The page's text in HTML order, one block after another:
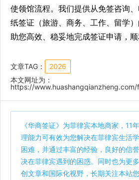
使领馆流程。我们提供从免签咨询
纸签证（旅游、商务、工作、留学
助您高效、稳妥地完成签证申请，顺
文章TAG：
2026
本文网址为：
https://
《华商签证》为菲律宾本地商家，11
理能力可有效为您解决在菲律宾生活
困难，并通过丰富的经验，良好的信
决在菲律宾遇到的困惑。同时也为更
创文章和国际化视野，长期关注本站